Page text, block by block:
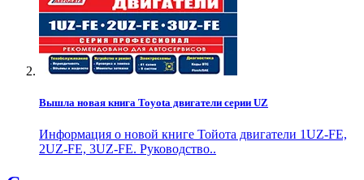
Вышла новая книга Toyota двигатели серии UZ
Информация о новой книге Тойота двигатели 1UZ-FE,
2UZ-FE, 3UZ-FE. Руководство..